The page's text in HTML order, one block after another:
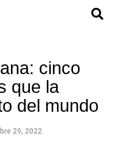
cinco
que la
del mundo
29, 2022